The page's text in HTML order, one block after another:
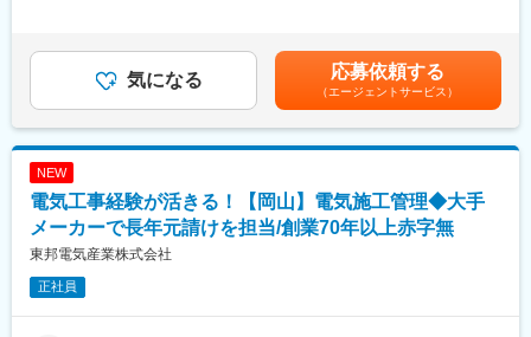
・計画Gr・基本設計Gr・詳細設計Gr・プロジェクトGrのそれぞれ
約25名のグループに分かれており、基本設計Grに配属予定です。
・海上輸送を担う舶用大型エンジンは、2050年のCO2排出ゼロを
機関は存続し続けます。
・脱炭素社会に向け、アンモニア、水素燃料のエンジンの開発を
行っています。
変更の範囲：本文参照
＜業務の詳細＞
・ライセンサからの最新情報や実績などをもとに客先へのセミナ
ー実施
・現場での仕事は現場スタッフとの現場検証、不具合対応、客先
立会の試運転への立会等で、月に数回程度
・出張は年に数回(国内外)
更になる場合もございます。■新卒入社モデル年収(大卒)：27歳
(入社5年目) 650万円 / 32歳(入社10年目) 870万円賃金はあくま
でも目安の金額であり、選考を通じて上下する可能性がありま
す。月給(月額)は固定手当を含めた表記です。
気になる 応募依頼する
（エージェントサービス）
NEW
電気工事経験が活きる！【岡山】電気施工管理◆大手
メーカーで長年元請けを担当/創業70年以上赤字無
東邦電気産業株式会社
正社員